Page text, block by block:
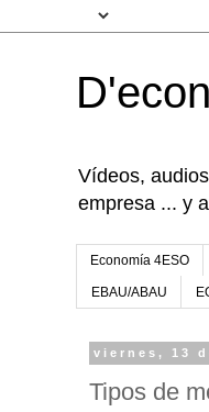
Vídeos,
empresa ... y
Economía 4ESO
EBAU/ABAU
viernes, 13
Tipos de